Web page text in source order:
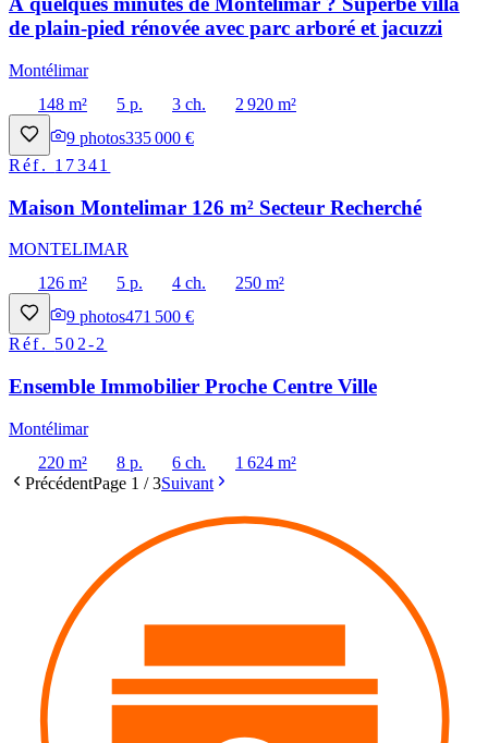
de plain-pied rénovée avec parc arboré et jacuzzi
Montélimar
148 m²
5 p. 3 ch.
2 920 m²
9 photos335 000 €
Réf. 17341
Maison Montelimar 126 m² Secteur Recherché
MONTELIMAR
126 m²
5 p. 4 ch.
250 m²
9 photos471 500 €
Réf. 502-2
Ensemble Immobilier Proche Centre Ville
Montélimar
220 m²
8 p. 6 ch.
1 624 m²
PrécédentPage 1 /3Suivant